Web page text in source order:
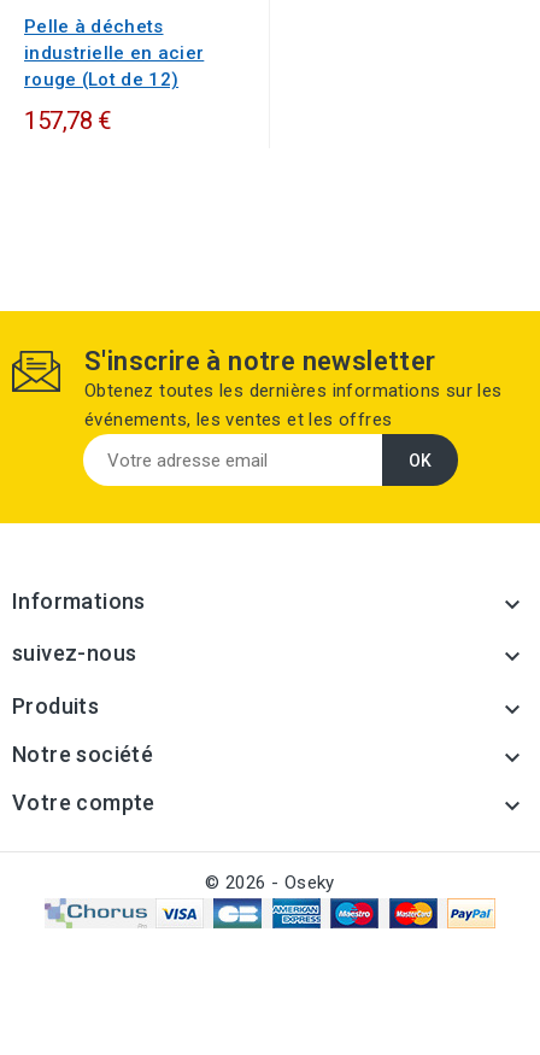
Pelle à déchets
industrielle en acier
rouge (Lot de 12)
157,78 €
S'inscrire à notre newsletter
Obtenez toutes les dernières informations sur les
événements, les ventes et les offres
Informations 
suivez-nous 
Produits 
Notre société 
Votre compte 
© 2026 - Oseky